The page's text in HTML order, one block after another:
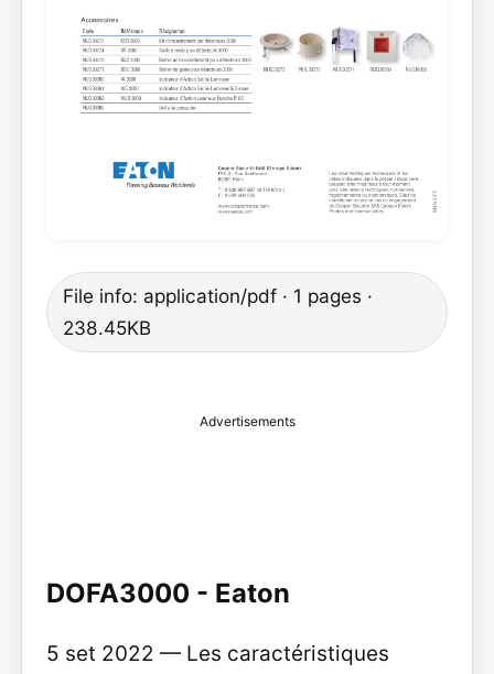
File info: application/pdf · 1 pages ·
238.45KB
Advertisements
DOFA3000 - Eaton
5 set 2022 — Les caractéristiques